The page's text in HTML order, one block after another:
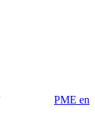
PME en